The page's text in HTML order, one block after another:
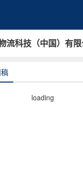
流科技（中国）有
loading